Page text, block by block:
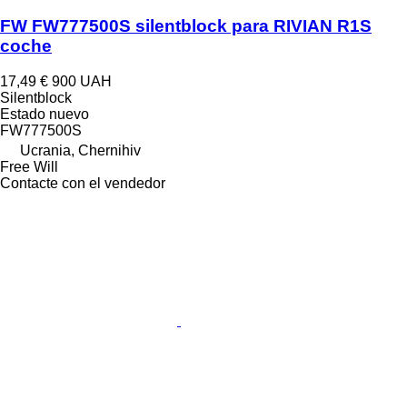
FW FW777500S silentblock para RIVIAN R1S
coche
17,49 € 900 UAH
Silentblock
Estado nuevo
FW777500S
Ucrania, Chernihiv
Free Will
Contacte con el vendedor